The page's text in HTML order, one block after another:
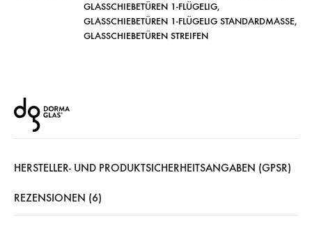
GLASSCHIEBETÜREN 1-FLÜGELIG,
GLASSCHIEBETÜREN 1-FLÜGELIG STANDARDMASSE ,
GLASSCHIEBETÜREN STREIFEN
HERSTELLER- UND PRODUKTSICHERHEITSANGABEN (GPSR)
REZENSIONEN (6)